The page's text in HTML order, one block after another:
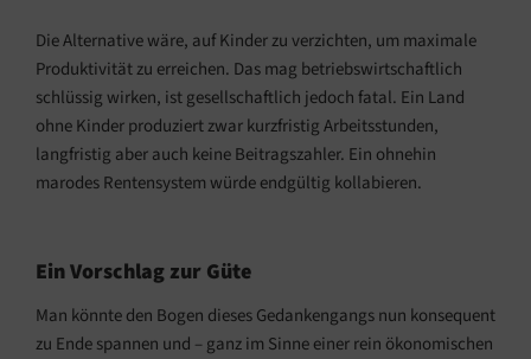
Die Alternative wäre, auf Kinder zu verzichten, um maximale
Produktivität zu erreichen. Das mag betriebswirtschaftlich
schlüssig wirken, ist gesellschaftlich jedoch fatal. Ein Land
ohne Kinder produziert zwar kurzfristig Arbeitsstunden,
langfristig aber auch keine Beitragszahler. Ein ohnehin
marodes Rentensystem würde endgültig kollabieren.
Ein Vorschlag zur Güte
Man könnte den Bogen dieses Gedankengangs nun konsequent
zu Ende spannen und – ganz im Sinne einer rein ökonomischen